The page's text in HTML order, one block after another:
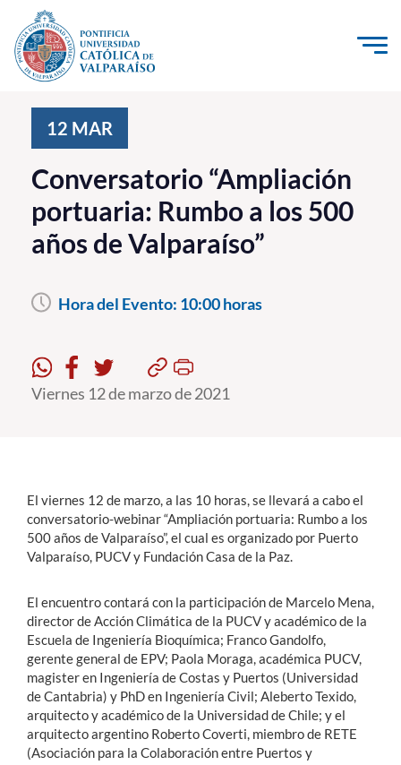
Click acá para ir directamente al contenido
Investigación, Creación e Innovación
PUCV Internacional
Vinculación con el Medio
Postgrado
Formación Continua
Funcionarios
Alumni
English
12 MAR
Conversatorio “Ampliación
portuaria: Rumbo a los 500
años de Valparaíso”
Hora del Evento: 10:00 horas
Viernes 12 de marzo de 2021
El viernes 12 de marzo, a las 10 horas, se llevará a cabo el
conversatorio-webinar “Ampliación portuaria: Rumbo a los
500 años de Valparaíso”, el cual es organizado por Puerto
Valparaíso, PUCV y Fundación Casa de la Paz.
El encuentro contará con la participación de Marcelo Mena,
director de Acción Climática de la PUCV y académico de la
Escuela de Ingeniería Bioquímica; Franco Gandolfo,
gerente general de EPV; Paola Moraga, académica PUCV,
magister en Ingeniería de Costas y Puertos (Universidad
de Cantabria) y PhD en Ingeniería Civil; Aleberto Texido,
arquitecto y académico de la Universidad de Chile; y el
arquitecto argentino Roberto Coverti, miembro de RETE
(Asociación para la Colaboración entre Puertos y